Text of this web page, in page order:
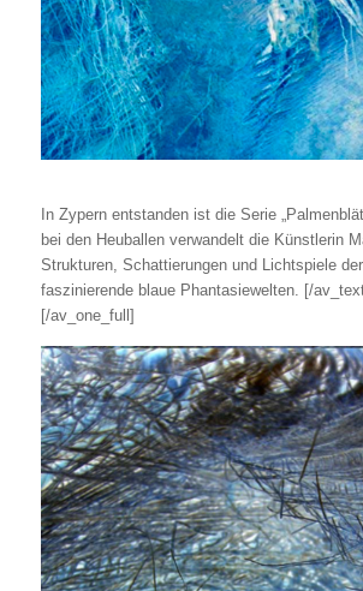
In Zypern entstanden ist die Serie
bei den Heuballen verwandelt die Künstlerin
Strukturen, Schattierungen und Lichtspiele
faszinierende blaue Phantasiewelten.
[/
[/av_one_full]